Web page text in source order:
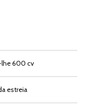
lhe 600 cv
estreia